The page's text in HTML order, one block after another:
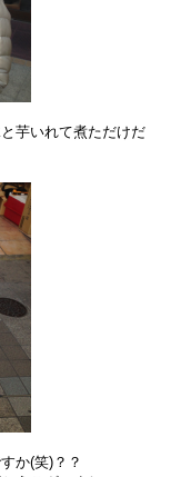
芋いれて煮ただけだ
か(笑)？？